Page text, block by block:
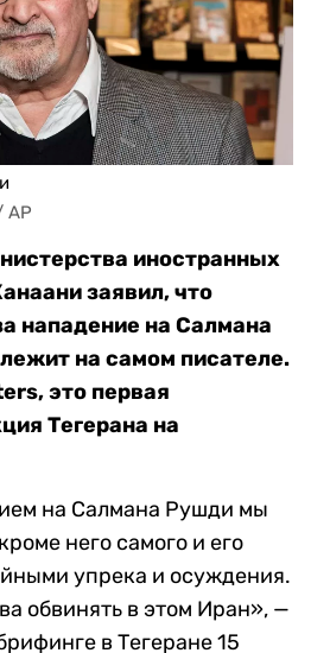
AP
иностранных
заявил, что
нападение на Салмана
на самом писателе.
это первая
Тегерана на
на Салмана Рушди мы
него самого и его
упрека и осуждения.
обвинять в этом Иран», —
в Тегеране 15